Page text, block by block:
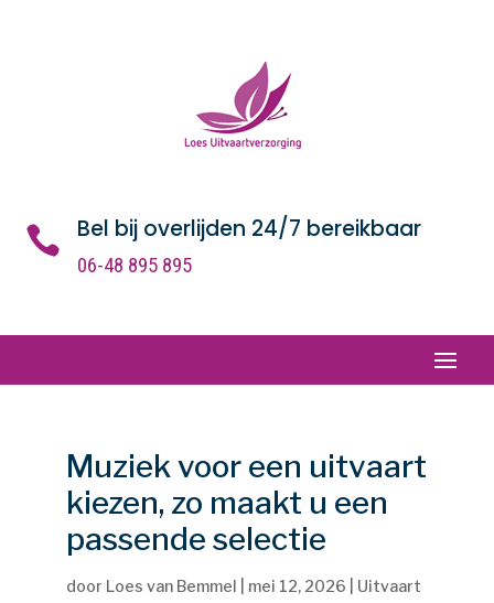
 Bel bij overlijden 24/7 bereikbaar
06-48 895 895
Muziek voor een uitvaart
kiezen, zo maakt u een
passende selectie
door Loes van Bemmel mei 12, 2026 Uitvaart